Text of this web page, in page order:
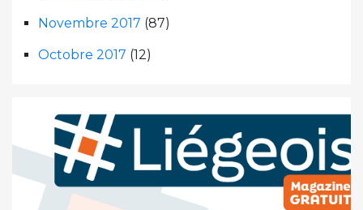
Novembre 2017 (87)
Octobre 2017 (12)